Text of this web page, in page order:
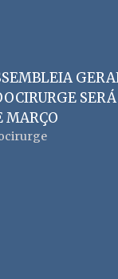
MARÇO